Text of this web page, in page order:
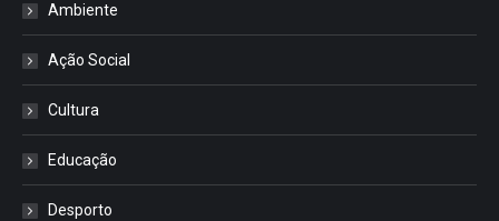
Ambiente
Ação Social
Cultura
Educação
Desporto